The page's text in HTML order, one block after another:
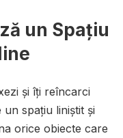
un Spațiu
și îți reîncarci
un spațiu liniștit și
orice obiecte care